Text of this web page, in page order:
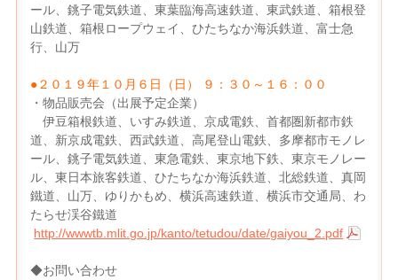
ール、銚子電気鉄道、東葉臨海高速鉄道、東武鉄道、箱根登
山鉄道、箱根ロープウェイ、ひたちなか海浜鉄道、富士急
行、山万
●２０１９年１０月６日（日） ９：３０～１６：００
・物品販売会（出展予定企業）
伊豆箱根鉄道、いすみ鉄道、京成電鉄、首都圏新都市鉄
道、新京成電鉄、西武鉄道、高尾登山電鉄、多摩都市モノレ
ール、銚子電気鉄道、東急電鉄、東京地下鉄、東京モノレー
ル、東日本旅客鉄道、ひたちなか海浜鉄道、北総鉄道、真岡
鐵道、山万、ゆりかもめ、横浜高速鉄道、横浜市交通局、わ
たらせ渓谷鐵道
http://wwwtb.mlit.go.jp/kanto/tetudou/date/gaiyou_2.pdf
◆お問い合わせ